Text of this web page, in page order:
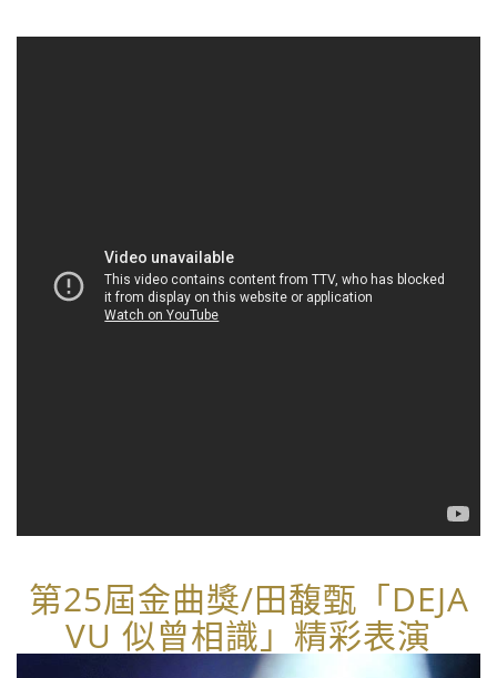
第25屆金曲獎/田馥甄「DEJA
VU 似曾相識」精彩表演